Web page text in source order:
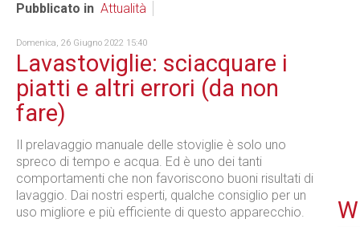
Pubblicato in Attualità
Domenica, 26 Giugno 2022 15:40
Lavastoviglie: sciacquare i
piatti e altri errori (da non
fare)
Il prelavaggio manuale delle stoviglie è solo uno
spreco di tempo e acqua. Ed è uno dei tanti
comportamenti che non favoriscono buoni risultati di
lavaggio. Dai nostri esperti, qualche consiglio per un
uso migliore e più efficiente di questo apparecchio.